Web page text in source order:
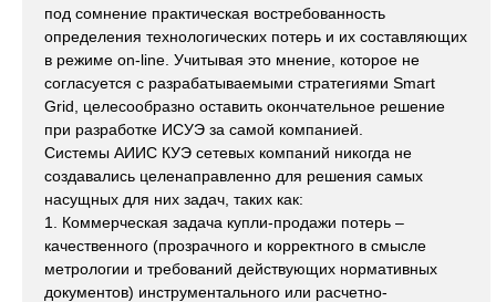
под сомнение практическая востребованность
определения технологических потерь и их составляющих
в режиме on-line. Учитывая это мнение, которое не
согласуется с разрабатываемыми стратегиями Smart
Grid, целесообразно оставить окончательное решение
при разработке ИСУЭ за самой компанией.
Cистемы АИИС КУЭ сетевых компаний никогда не
создавались целенаправленно для решения самых
насущных для них задач, таких как:
1. Коммерческая задача купли-продажи потерь –
качественного (прозрачного и корректного в смысле
метрологии и требований действующих нормативных
документов) инструментального или расчетно-